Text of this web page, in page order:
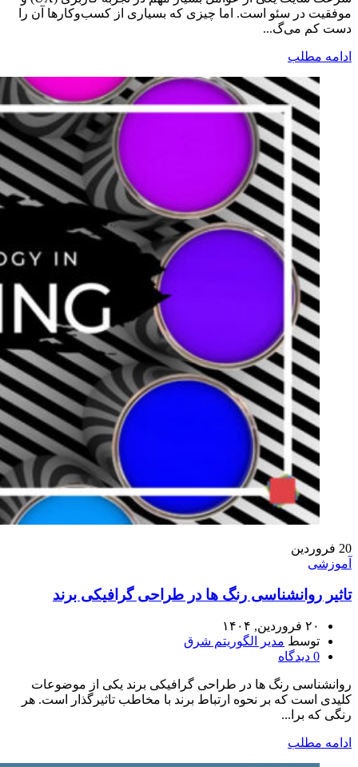
موفقیت در سئو است. اما چیزی که بسیاری از کسب‌وکارها آن را
دست کم می‌گ...
ادامه مطلب
20 فروردین
آموزشی
تاثیر روانشناسی رنگ ها در طراحی گرافیکی برند
۲۰ فروردین, ۱۴۰۴
توسط مدیر الگوریتم شرق
0 دیدگاه
روانشناسی رنگ ها در طراحی گرافیکی برند یکی از موضوعات
کلیدی است که بر نحوه ارتباط برند با مخاطب تاثیرگذار است. هر
رنگی که برا...
ادامه مطلب